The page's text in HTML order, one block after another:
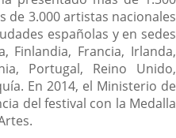
de 3.000 artistas nacionales
españolas y en sedes
Finlandia, Francia, Irlanda,
Portugal, Reino Unido,
En 2014, el Ministerio de
del festival con la Medalla